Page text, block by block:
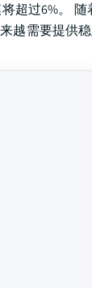
超过6%。
越需要提供